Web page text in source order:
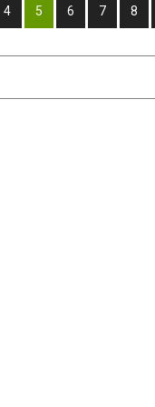
4 5 6 7 8